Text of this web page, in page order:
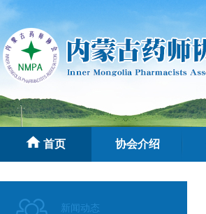
首页 协会介绍
新闻动态